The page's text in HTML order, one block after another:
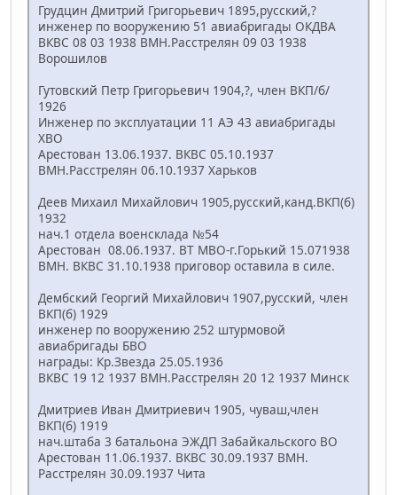
Грудцин Дмитрий Григорьевич 1895,русский,?
инженер по вооружению 51 авиабригады ОКДВА
ВКВС 08 03 1938 ВМН.Расстрелян 09 03 1938
Ворошилов
Гутовский Петр Григорьевич 1904,?, член ВКП/б/
1926
Инженер по эксплуатации 11 АЭ 43 авиабригады
ХВО
Арестован 13.06.1937. ВКВС 05.10.1937
ВМН.Расстрелян 06.10.1937 Харьков
Деев Михаил Михайлович 1905,русский,канд.ВКП(б)
1932
нач.1 отдела военсклада №54
Арестован 08.06.1937. ВТ МВО-г.Горький 15.071938
ВМН. ВКВС 31.10.1938 приговор оставила в силе.
Дембский Георгий Михайлович 1907,русский, член
ВКП(б) 1929
инженер по вооружению 252 штурмовой
авиабригады БВО
награды: Кр.Звезда 25.05.1936
ВКВС 19 12 1937 ВМН.Расстрелян 20 12 1937 Минск
Дмитриев Иван Дмитриевич 1905, чуваш,член
ВКП(б) 1919
нач.штаба 3 батальона ЭЖДП Забайкальского ВО
Арестован 11.06.1937. ВКВС 30.09.1937 ВМН.
Расстрелян 30.09.1937 Чита